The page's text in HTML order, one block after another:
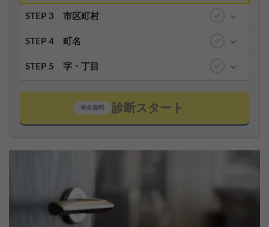
STEP 3 市区町村
STEP 4 町名
STEP 5 字・丁目
完全無料 診断スタート